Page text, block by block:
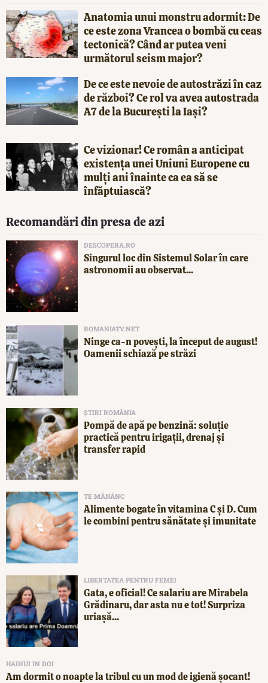
Anatomia unui monstru adormit: De
ce este zona Vrancea o bombă cu ceas
tectonică? Când ar putea veni
următorul seism major?
De ce este nevoie de autostrăzi în caz
de război? Ce rol va avea autostrada
A7 de la București la Iași?
Ce vizionar! Ce român a anticipat
existența unei Uniuni Europene cu
mulți ani înainte ca ea să se
înfăptuiască?
Recomandări din presa de azi
DESCOPERA.RO
Singurul loc din Sistemul Solar în care
astronomii au observat...
ROMANIATV.NET
Ninge ca-n povești, la început de august!
Oamenii schiază pe străzi
ȘTIRI ROMÂNIA
Pompă de apă pe benzină: soluție
practică pentru irigații, drenaj și
transfer rapid
TE MĂNÂNC
Alimente bogate în vitamina C și D. Cum
le combini pentru sănătate și imunitate
LIBERTATEA PENTRU FEMEI
Gata, e oficial! Ce salariu are Mirabela
Grădinaru, dar asta nu e tot! Surpriza
uriașă...
HAIHUI IN DOI
Am dormit o noapte la tribul cu un mod de igienă șocant!